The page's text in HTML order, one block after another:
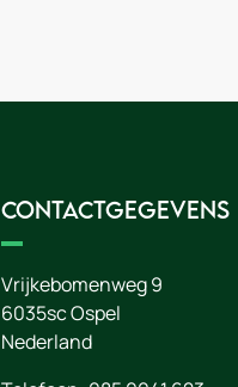
Contactgegevens
Vrijkebomenweg 9
6035scOspel
Nederland